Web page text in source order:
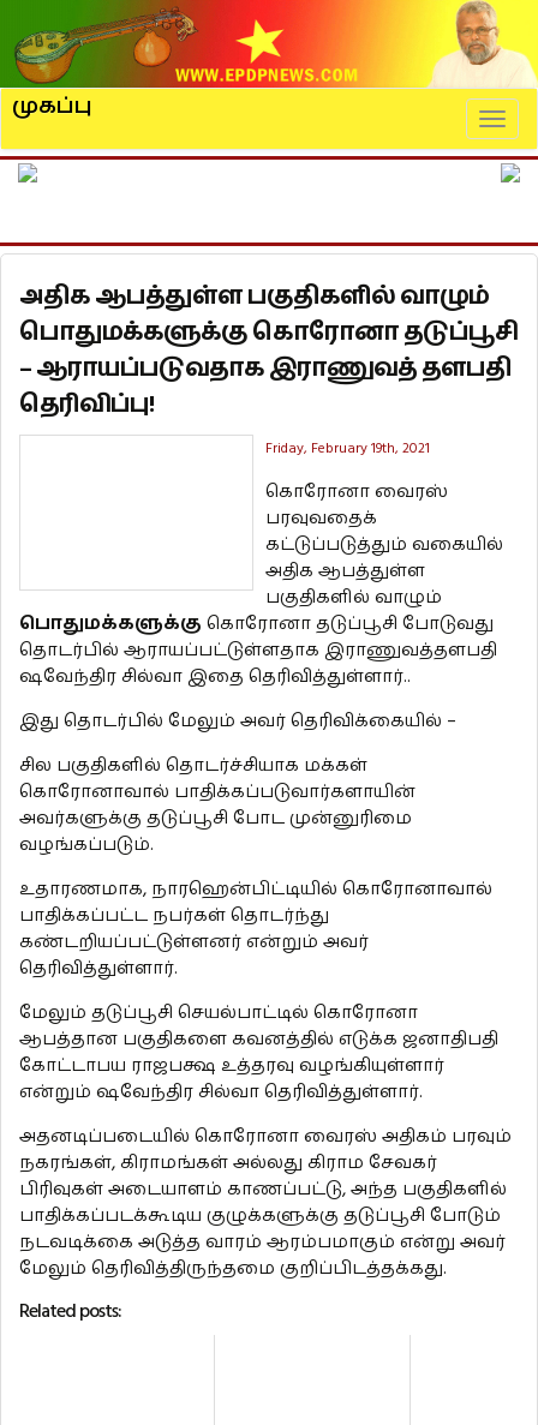
முகப்பு
அதிக ஆபத்துள்ள பகுதிகளில் வாழும்
பொதுமக்களுக்கு கொரோனா தடுப்பூசி
– ஆராயப்படுவதாக இராணுவத் தளபதி
தெரிவிப்பு!
Friday, February 19th, 2021
கொரோனா வைரஸ்
பரவுவதைக்
கட்டுப்படுத்தும் வகையில்
அதிக ஆபத்துள்ள
பகுதிகளில் வாழும்
பொதுமக்களுக்கு கொரோனா தடுப்பூசி போடுவது
தொடர்பில் ஆராயப்பட்டுள்ளதாக இராணுவத்தளபதி
ஷவேந்திர சில்வா இதை தெரிவித்துள்ளார்..
இது தொடர்பில் மேலும் அவர் தெரிவிக்கையில் –
சில பகுதிகளில் தொடர்ச்சியாக மக்கள்
கொரோனாவால் பாதிக்கப்படுவார்களாயின்
அவர்களுக்கு தடுப்பூசி போட முன்னுரிமை
வழங்கப்படும்.
உதாரணமாக, நாரஹென்பிட்டியில் கொரோனாவால்
பாதிக்கப்பட்ட நபர்கள் தொடர்ந்து
கண்டறியப்பட்டுள்ளனர் என்றும் அவர்
தெரிவித்துள்ளார்.
மேலும் தடுப்பூசி செயல்பாட்டில் கொரோனா
ஆபத்தான பகுதிகளை கவனத்தில் எடுக்க ஜனாதிபதி
கோட்டாபய ராஜபக்ஷ உத்தரவு வழங்கியுள்ளார்
என்றும் ஷவேந்திர சில்வா தெரிவித்துள்ளார்.
அதனடிப்படையில் கொரோனா வைரஸ் அதிகம் பரவும்
நகரங்கள், கிராமங்கள் அல்லது கிராம சேவகர்
பிரிவுகள் அடையாளம் காணப்பட்டு, அந்த பகுதிகளில்
பாதிக்கப்படக்கூடிய குழுக்களுக்கு தடுப்பூசி போடும்
நடவடிக்கை அடுத்த வாரம் ஆரம்பமாகும் என்று அவர்
மேலும் தெரிவித்திருந்தமை குறிப்பிடத்தக்கது.
Related posts: